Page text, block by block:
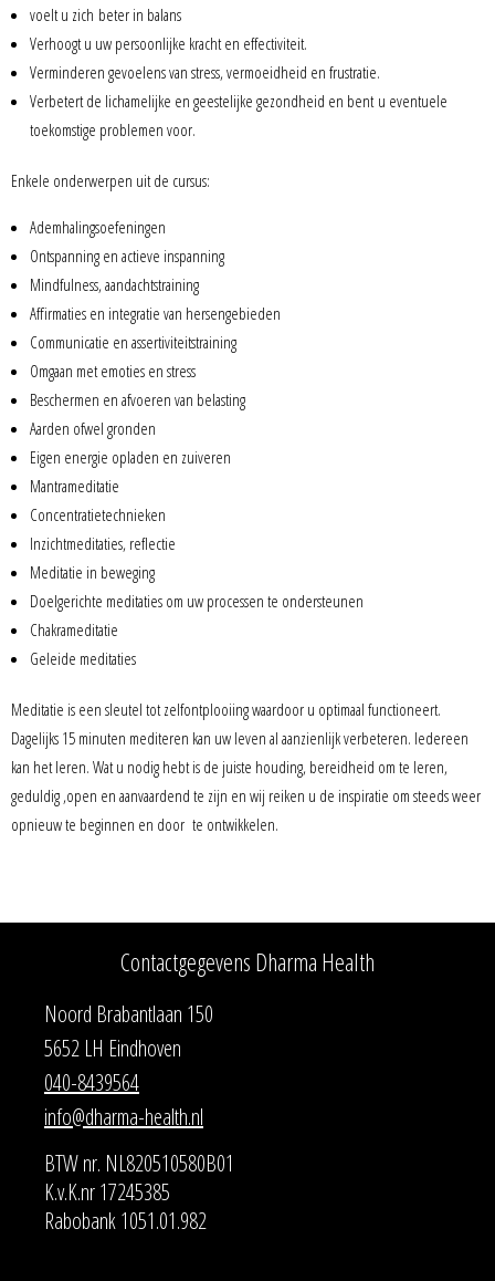
voelt u zich beter in balans
Verhoogt u uw persoonlijke kracht en effectiviteit.
Verminderen gevoelens van stress, vermoeidheid en frustratie.
Verbetert de lichamelijke en geestelijke gezondheid en bent u eventuele
toekomstige problemen voor.
Enkele onderwerpen uit de cursus:
Ademhalingsoefeningen
Ontspanning en actieve inspanning
Mindfulness, aandachtstraining
Affirmaties en integratie van hersengebieden
Communicatie en assertiviteitstraining
Omgaan met emoties en stress
Beschermen en afvoeren van belasting
Aarden ofwel gronden
Eigen energie opladen en zuiveren
Mantrameditatie
Concentratietechnieken
Inzichtmeditaties, reflectie
Meditatie in beweging
Doelgerichte meditaties om uw processen te ondersteunen
Chakrameditatie
Geleide meditaties
Meditatie is een sleutel tot zelfontplooiing waardoor u optimaal functioneert.
Dagelijks 15 minuten mediteren kan uw leven al aanzienlijk verbeteren. Iedereen
kan het leren. Wat u nodig hebt is de juiste houding, bereidheid om te leren,
geduldig ,open en aanvaardend te zijn en wij reiken u de inspiratie om steeds weer
opnieuw te beginnen en door te ontwikkelen.
Contactgegevens Dharma Health
Noord Brabantlaan 150
5652 LH Eindhoven
040-8439564
info@dharma-health.nl
BTW nr. NL820510580B01
K.v.K.nr 17245385
Rabobank 1051.01.982